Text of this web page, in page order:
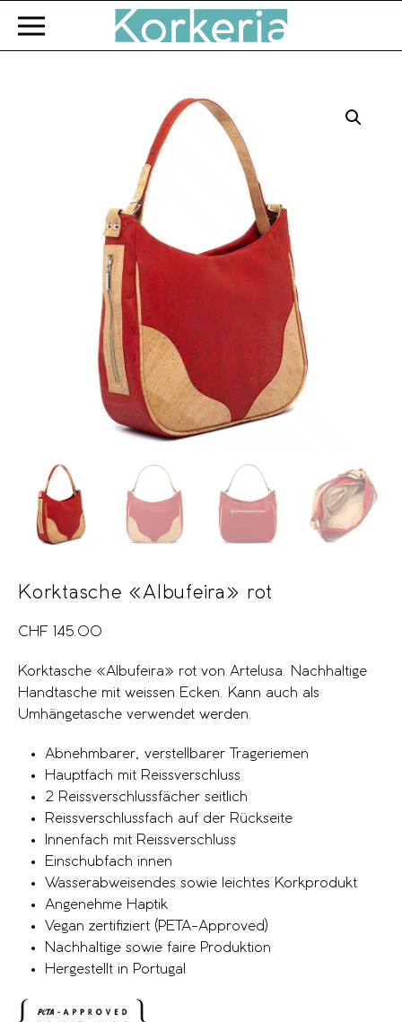
Zum Hauptinhalt springen
Korktasche «Albufeira» rot
CHF 145.00
Korktasche «Albufeira» rot von Artelusa. Nachhaltige
Handtasche mit weissen Ecken. Kann auch als
Umhängetasche verwendet werden.
Abnehmbarer, verstellbarer Trageriemen
Hauptfach mit Reissverschluss
2 Reissverschlussfächer seitlich
Reissverschlussfach auf der Rückseite
Innenfach mit Reissverschluss
Einschubfach innen
Wasserabweisendes sowie leichtes Korkprodukt
Angenehme Haptik
Vegan zertifiziert (PETA-Approved)
Nachhaltige sowie faire Produktion
Hergestellt in Portugal